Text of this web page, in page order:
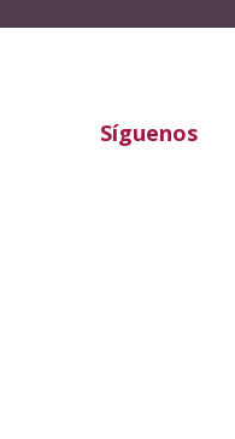
Síguenos